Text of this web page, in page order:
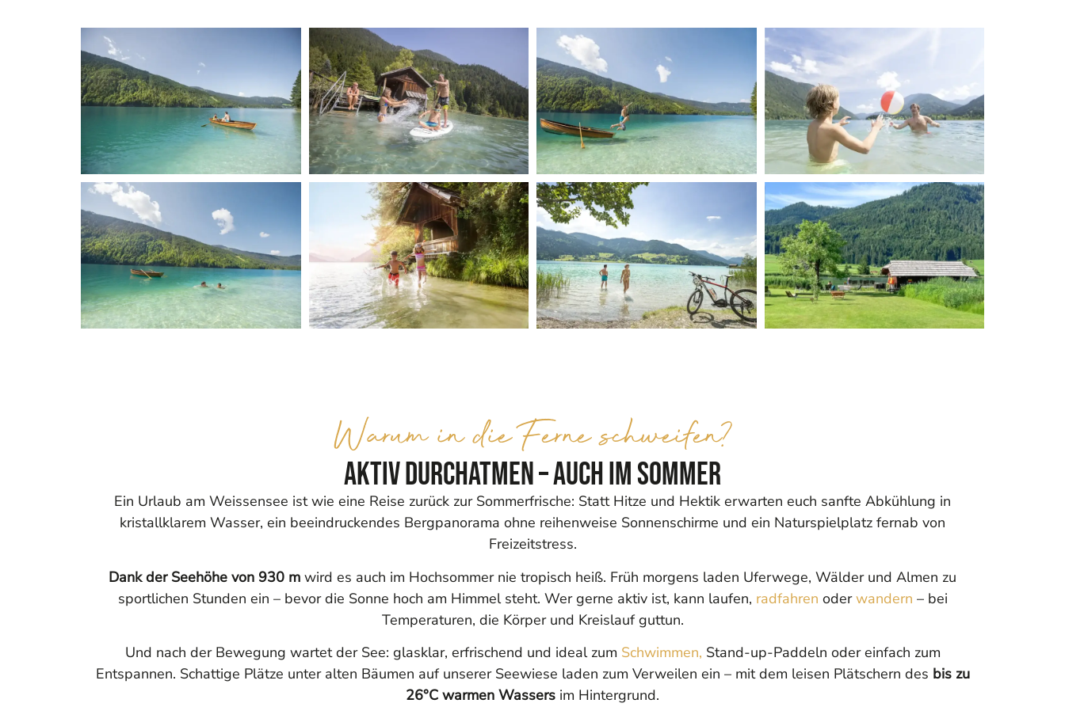
Warum in die Ferne schweifen?
Aktiv durchatmen – auch im Sommer
Ein Urlaub am Weissensee ist wie eine Reise zurück zur Sommerfrische: Statt Hitze und Hektik erwarten euch sanfte Abkühlung in
kristallklarem Wasser, ein beeindruckendes Bergpanorama ohne reihenweise Sonnenschirme und ein Naturspielplatz fernab von
Freizeitstress.
Dank der Seehöhe von 930 m wird es auch im Hochsommer nie tropisch heiß. Früh morgens laden Uferwege, Wälder und Almen zu
sportlichen Stunden ein – bevor die Sonne hoch am Himmel steht. Wer gerne aktiv ist, kann laufen, radfahren oderwandern – bei
Temperaturen, die Körper und Kreislauf guttun.
Und nach der Bewegung wartet der See: glasklar, erfrischend und ideal zum Schwimmen, Stand-up-Paddeln oder einfach zum
Entspannen. Schattige Plätze unter alten Bäumen auf unserer Seewiese laden zum Verweilen ein – mit dem leisen Plätschern des bis zu
26°C warmen Wassers im Hintergrund.